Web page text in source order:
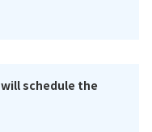
schedule the